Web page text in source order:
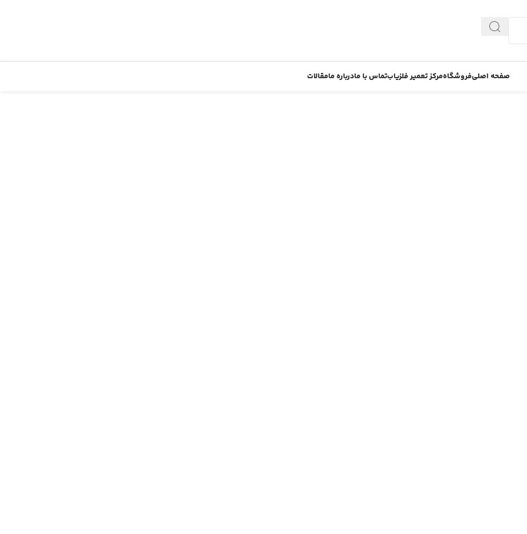
صفحه اصلیفروشگاهمرکز تعمیر فلزیابتماس با مادرباره مامقالات